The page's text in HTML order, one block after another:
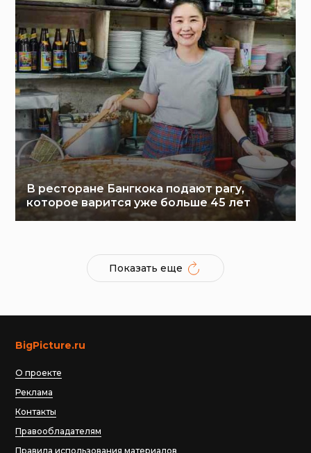
В ресторане Бангкока подают рагу,
которое варится уже больше 45 лет
Показать еще
BigPicture.ru
О проекте
Реклама
Контакты
Правообладателям
Правила использования материалов